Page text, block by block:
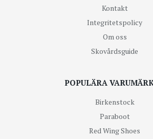
Kontakt
Integritetspolicy
Om oss
Skovårdsguide
POPULÄRA
Birkenstock
Paraboot
Red Wing Shoes